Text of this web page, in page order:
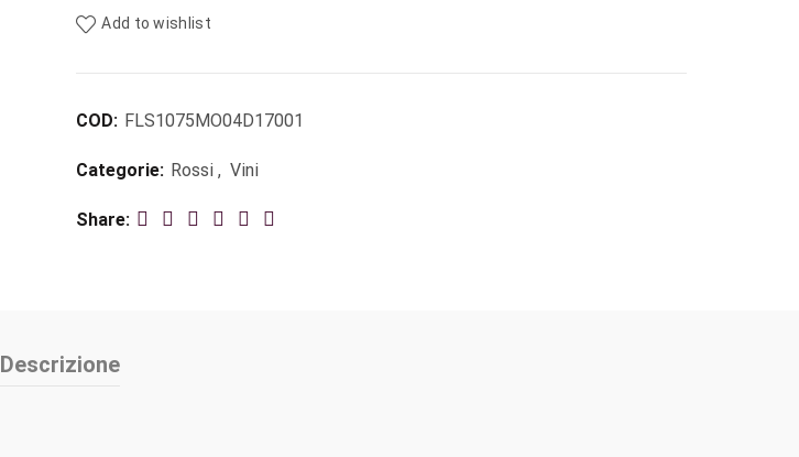
Add to wishlist
COD: FLS1075MO04D17001
Categorie: Rossi , Vini
Share
Descrizione